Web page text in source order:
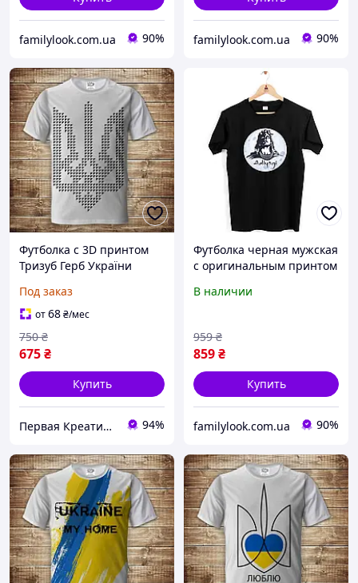
familylook.com.ua 90% familylook.com.ua 90%
Футболка с 3D принтом
Тризуб Герб України
размеры Все размеры
Премиум ткань
Под заказ
от68₴/мес
675₴
750 ₴
Купить
Первая Креативная Мануфактура PERFECTUS - Производство одежды и декора с 3D принтами на заказ 94%
Футболка черная мужская
с оригинальным принтом
"Adiyogi. Адийоги" Push IT
В наличии
859₴
959 ₴
Купить
familylook.com.ua 90%